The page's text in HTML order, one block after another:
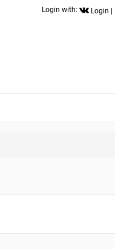
Login with: Login